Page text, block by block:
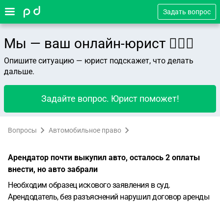
Задать вопрос
Мы — ваш онлайн-юрист 👨🏻‍⚖️
Опишите ситуацию — юрист подскажет, что делать
дальше.
Задайте вопрос. Юрист поможет!
Вопросы Автомобильное право
Арендатор почти выкупил авто, осталось 2 оплаты
внести, но авто забрали
Необходим образец искового заявления в суд.
Арендодатель, без разъяснений нарушил договор аренды